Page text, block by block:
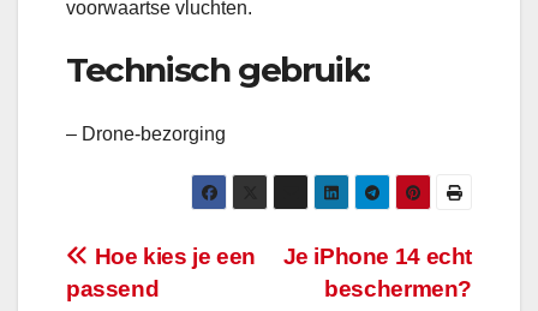
voorwaartse vluchten.
Technisch gebruik:
– Drone-bezorging
Bericht
Je iPhone 14 echt
beschermen?
Hoe kies je een
passend